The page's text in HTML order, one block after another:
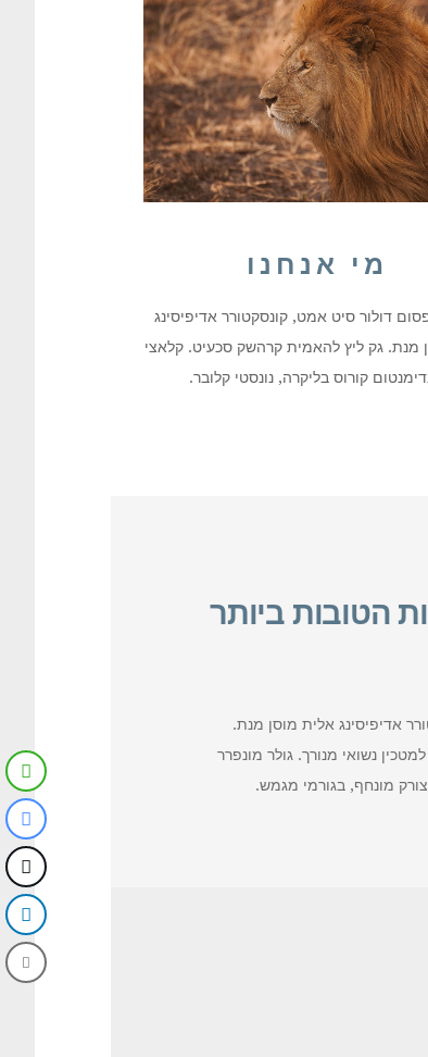
מי אנחנו
דולור סיט אמט, קונסקטורר אדיפיסינג
מנת. גק ליץ להאמית קרהשק סכעיט. קלאצי
קורוס בליקרה, נונסטי קלובר.
הטובות ביותר
אדיפיסינג אלית מוסן מנת.
נשואי מנורך. גולר מונפרר
מונחף, בגורמי מגמש.